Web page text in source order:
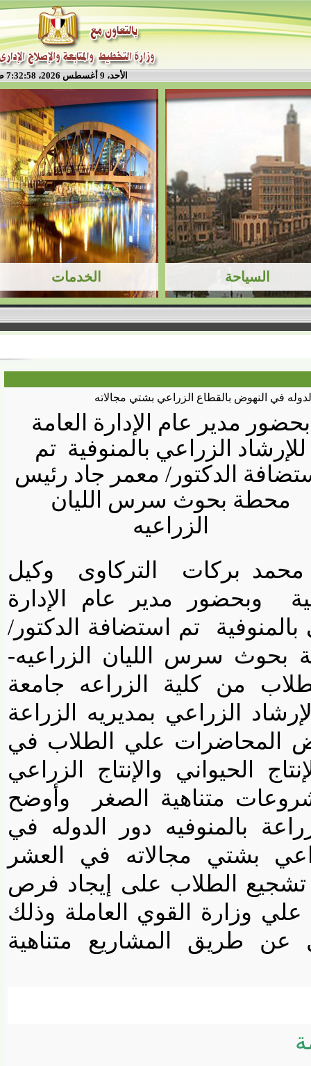
في النهوض بالقطاع الزراعي بشتي مجالاته
مدير عام الإدارة العامة
الزراعي بالمنوفية تم
الدكتور/ معمر جاد رئيس
محطة بحوث سرس الليان
الزراعيه
بركات
التركاوى
وكيل
وبحضور مدير عام الإدارة
تم استضافة الدكتور/
سرس الليان الزراعيه-
من كلية الزراعه جامعة
الزراعي بمديريه الزراعة
المحاضرات علي الطلاب في
الحيواني والإنتاج الزراعي
متناهية الصغر
وأوضح
بالمنوفيه دور الدوله في
بشتي مجالاته في العشر
الطلاب على إيجاد فرص
وزارة القوي العاملة وذلك
طريق المشاريع متناهية